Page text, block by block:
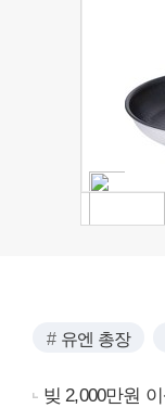
유엔 총장
빚 2,000만원